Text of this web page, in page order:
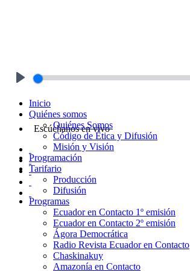
Escúchanos en vivo
Inicio
Quiénes somos
Quiénes Somos
Código de Ética y Difusión
Misión y Visión
Programación
Tarifario
Producción
Difusión
Programas
Ecuador en Contacto 1º emisión
Ecuador en Contacto 2º emisión
Ágora Democrática
Radio Revista Ecuador en Contacto
Chaskinakuy
Amazonía en Contacto